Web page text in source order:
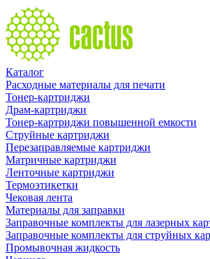
Каталог
Расходные материалы для печати
Тонер-картриджи
Драм-картриджи
Тонер-картриджи повышенной емкости
Струйные картриджи
Перезаправляемые картриджи
Матричные картриджи
Ленточные картриджи
Термоэтикетки
Чековая лента
Материалы для заправки
Заправочные комплекты для лазерных
Заправочные комплекты для струйных
Промывочная жидкость